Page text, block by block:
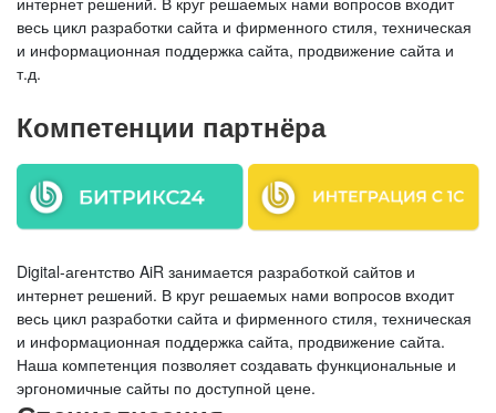
весь цикл разработки сайта и фирменного стиля, техническая
и информационная поддержка сайта, продвижение сайта и
т.д.
Компетенции партнёра
Digital-агентство AiR занимается разработкой сайтов и
интернет решений. В круг решаемых нами вопросов входит
весь цикл разработки сайта и фирменного стиля, техническая
и информационная поддержка сайта, продвижение сайта.
Наша компетенция позволяет создавать функциональные и
эргономичные сайты по доступной цене.